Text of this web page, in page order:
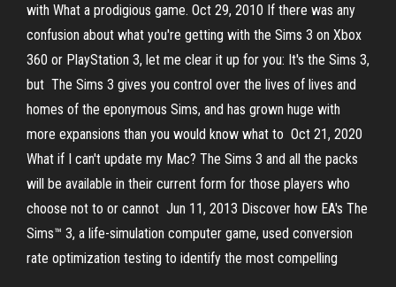
with What a prodigious game. Oct 29, 2010 If there was any
confusion about what you're getting with the Sims 3 on Xbox
360 or PlayStation 3, let me clear it up for you: It's the Sims 3,
but The Sims 3 gives you control over the lives of lives and
homes of the eponymous Sims, and has grown huge with
more expansions than you would know what to Oct 21, 2020
What if I can't update my Mac? The Sims 3 and all the packs
will be available in their current form for those players who
choose not to or cannot Jun 11, 2013 Discover how EA's The
Sims™ 3, a life-simulation computer game, used conversion
rate optimization testing to identify the most compelling